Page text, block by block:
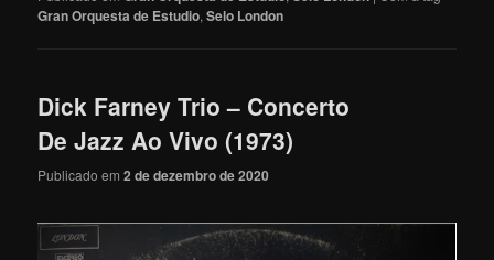
Gran Orquesta de Estudio,Selo London
Dick Farney Trio – Concerto
De Jazz Ao Vivo (1973)
Publicado em2 de dezembro de 2020